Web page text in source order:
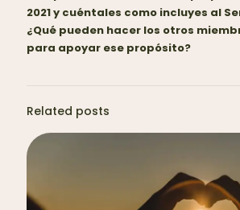
2021 y cuéntales como incluyes al
¿Qué pueden hacer los otros
para apoyar ese propósito?
Related posts